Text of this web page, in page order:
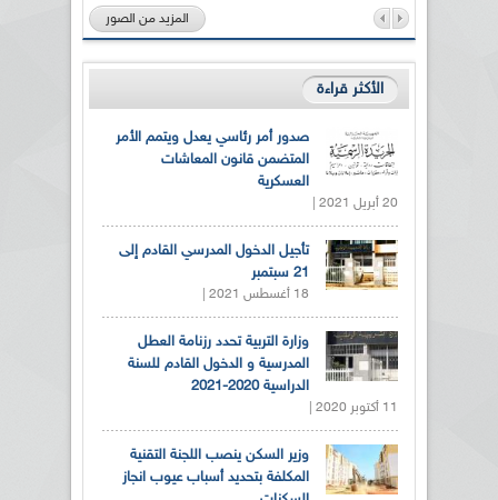
المزيد من الصور
الأكثر قراءة
صدور أمر رئاسي يعدل ويتمم الأمر
المتضمن قانون المعاشات
العسكرية
20 أبريل 2021 |
تأجيل الدخول المدرسي القادم إلى
21 سبتمبر
18 أغسطس 2021 |
وزارة التربية تحدد رزنامة العطل
المدرسية و الدخول القادم للسنة
الدراسية 2020-2021
11 أكتوبر 2020 |
وزير السكن ينصب اللجنة التقنية
المكلفة بتحديد أسباب عيوب انجاز